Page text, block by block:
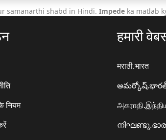
samanarthi shabd in Hindi. Impede ka matlab
नियम
हमारी
मराठी.भारत